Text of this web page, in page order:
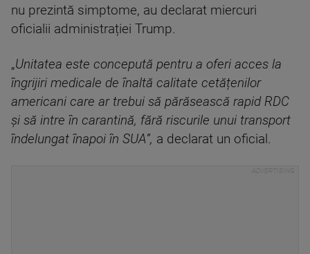
nu prezintă simptome, au declarat miercuri
oficialii administrației Trump.
„Unitatea este concepută pentru a oferi acces la
îngrijiri medicale de înaltă calitate cetățenilor
americani care ar trebui să părăsească rapid RDC
și să intre în carantină, fără riscurile unui transport
îndelungat înapoi în SUA”, a declarat un oficial.